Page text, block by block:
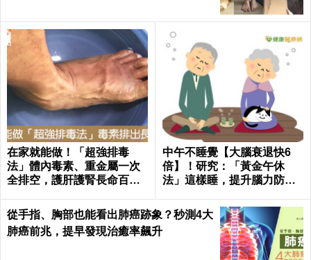
在家就能做！「超強排毒
法」體內毒素、重金屬一次
全排空，護肝護腎長命百歲
中午不睡覺【大腦衰退快6
倍】！研究：「黃金午休
法」這樣睡，提升腦力防癡
從手指、胸部也能看出肺癌跡象？秒測4大
肺癌前兆，提早發現治癒率飆升